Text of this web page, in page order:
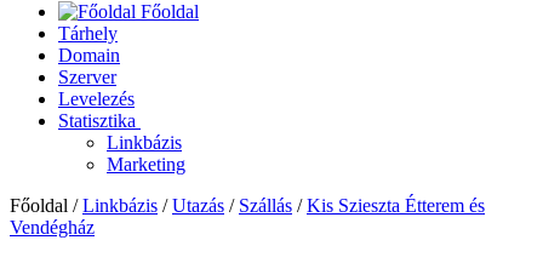
Főoldal
Tárhely
Domain
Szerver
Levelezés
Statisztika
Linkbázis
Marketing
Főoldal /Linkbázis /Utazás / Szállás /Kis Szieszta Étterem és
Vendégház